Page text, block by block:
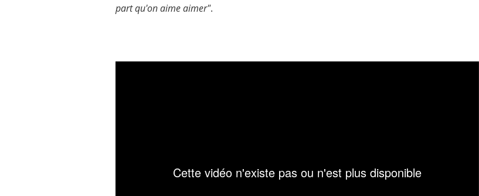
part qu'on aime aimer".